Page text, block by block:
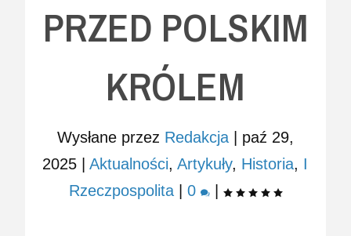
PRZED POLSKIM
KRÓLEM
Wysłane przez Redakcja| paź 29,
2025 |Aktualności,Artykuły, Historia, I
Rzeczpospolita |0 |